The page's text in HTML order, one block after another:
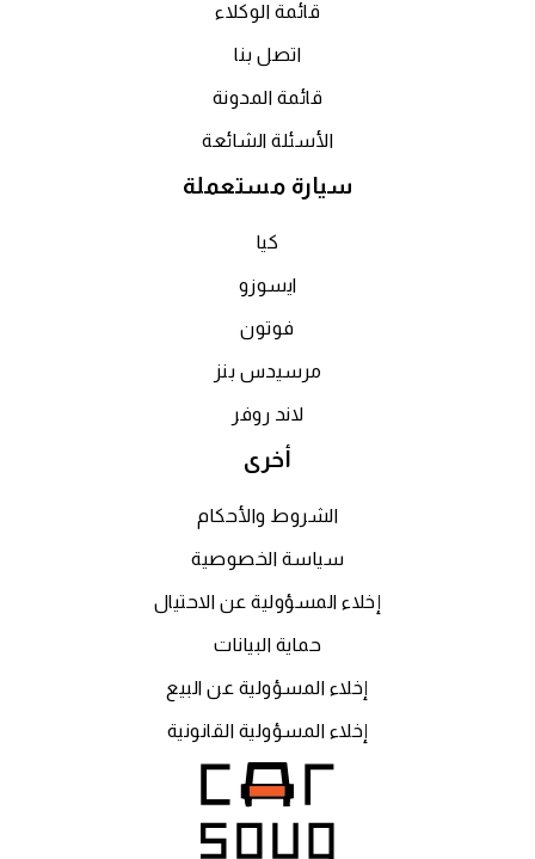
قائمة الوكلاء
اتصل بنا
قائمة المدونة
الأسئلة الشائعة
سيارة مستعملة
كيا
ايسوزو
فوتون
مرسيدس بنز
لاند روفر
أخرى
الشروط والأحكام
سياسة الخصوصية
إخلاء المسؤولية عن الاحتيال
حماية البيانات
إخلاء المسؤولية عن البيع
إخلاء المسؤولية القانونية